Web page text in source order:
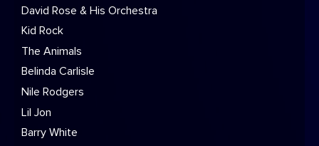
David Rose & His Orchestra
Kid Rock
The Animals
Belinda Carlisle
Nile Rodgers
Lil Jon
Barry White